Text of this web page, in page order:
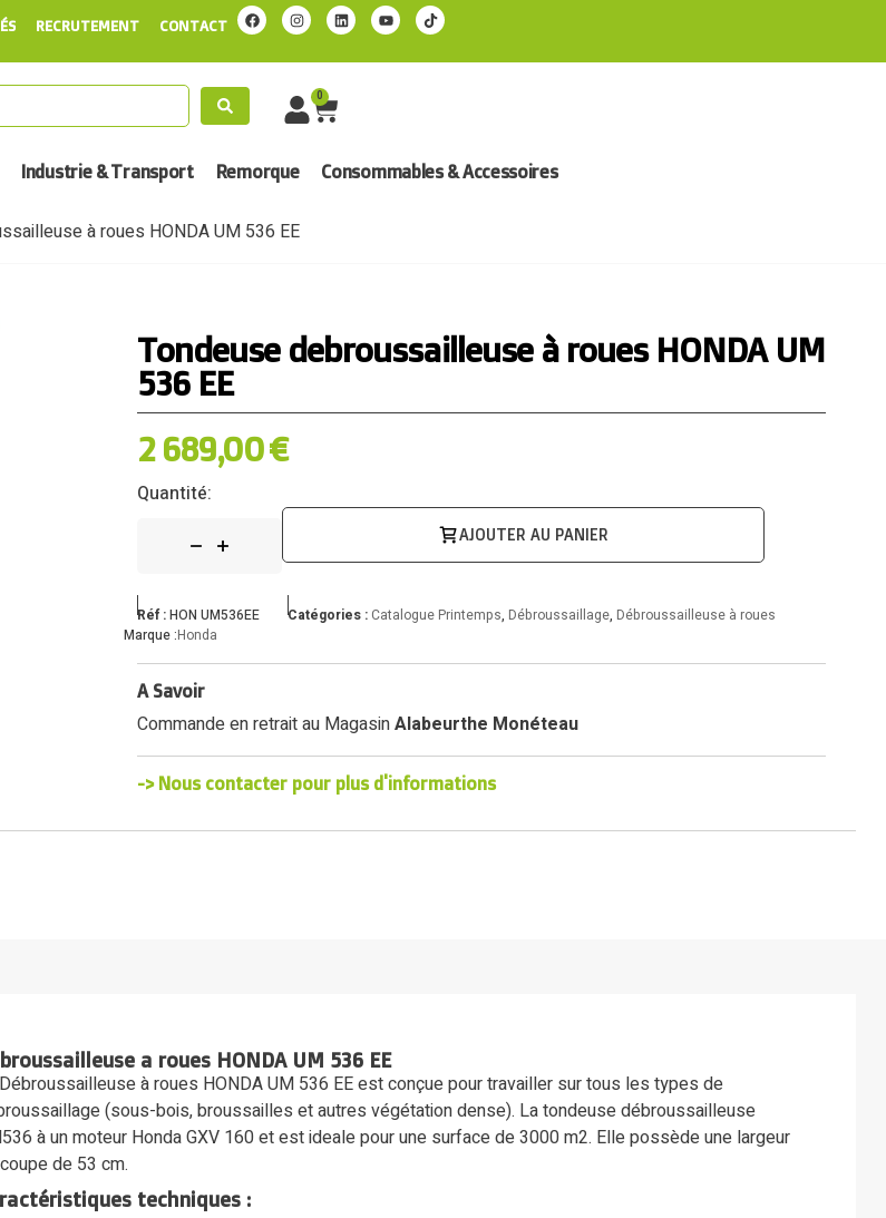
RECRUTEMENT CONTACT
0
Industrie & Transport Remorque Consommables & Accessoires
à roues HONDA UM 536 EE
Tondeuse debroussailleuse à roues HONDA UM
536 EE
2 689,00€
Quantité:
AJOUTER AU PANIER
Réf :HON UM536EE Catégories : Catalogue Printemps, Débroussaillage, Débroussailleuse à roues
Marque :Honda
A Savoir
Commande en retrait au MagasinAlabeurthe Monéteau
-> Nous contacter pour plus d'informations
a roues HONDA UM 536 EE
à roues HONDA UM 536 EE est conçue pour travailler sur tous les types de
(sous-bois, broussailles et autres végétation dense). La tondeuse débroussailleuse
à un moteur Honda GXV 160 et est ideale pour une surface de 3000 m2. Elle possède une largeur
de 53 cm.
techniques :